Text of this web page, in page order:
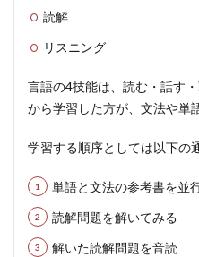
読解
リスニング
言語の4技能は、 読む・話す
から学習した方が、文法や単
学習する順序としては以下の
単語と文法の参考書を並
読解問題を解いてみる
解いた読解問題を音読